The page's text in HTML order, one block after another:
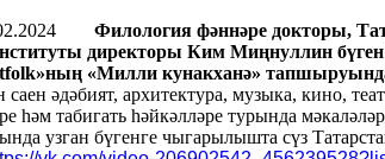
Филология фәннәре докторы,
директоры Ким Миңнуллин
«Милли кунакханә»
әдәбият, архитектура, музыка, кино,
һәм табигать һәйкәлләре турында
узган бүгенге чыгарылышта сүз